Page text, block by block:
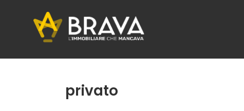
contenuto
privato